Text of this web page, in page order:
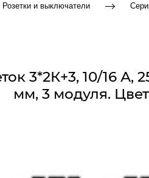
Розетки и выключатели
3*2К+3, 10/16
мм, 3 модуля.